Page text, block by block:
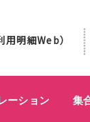
明細Web）
ーション 集